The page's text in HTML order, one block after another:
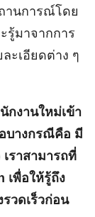
านการณ์โดย
รู้มาจากการ
ะเอียดต่าง ๆ
กงานใหม่เข้า
บางกรณีคือ มี
ราสามารถที่
เพื่อให้รู้ถึง
วดเร็วก่อน